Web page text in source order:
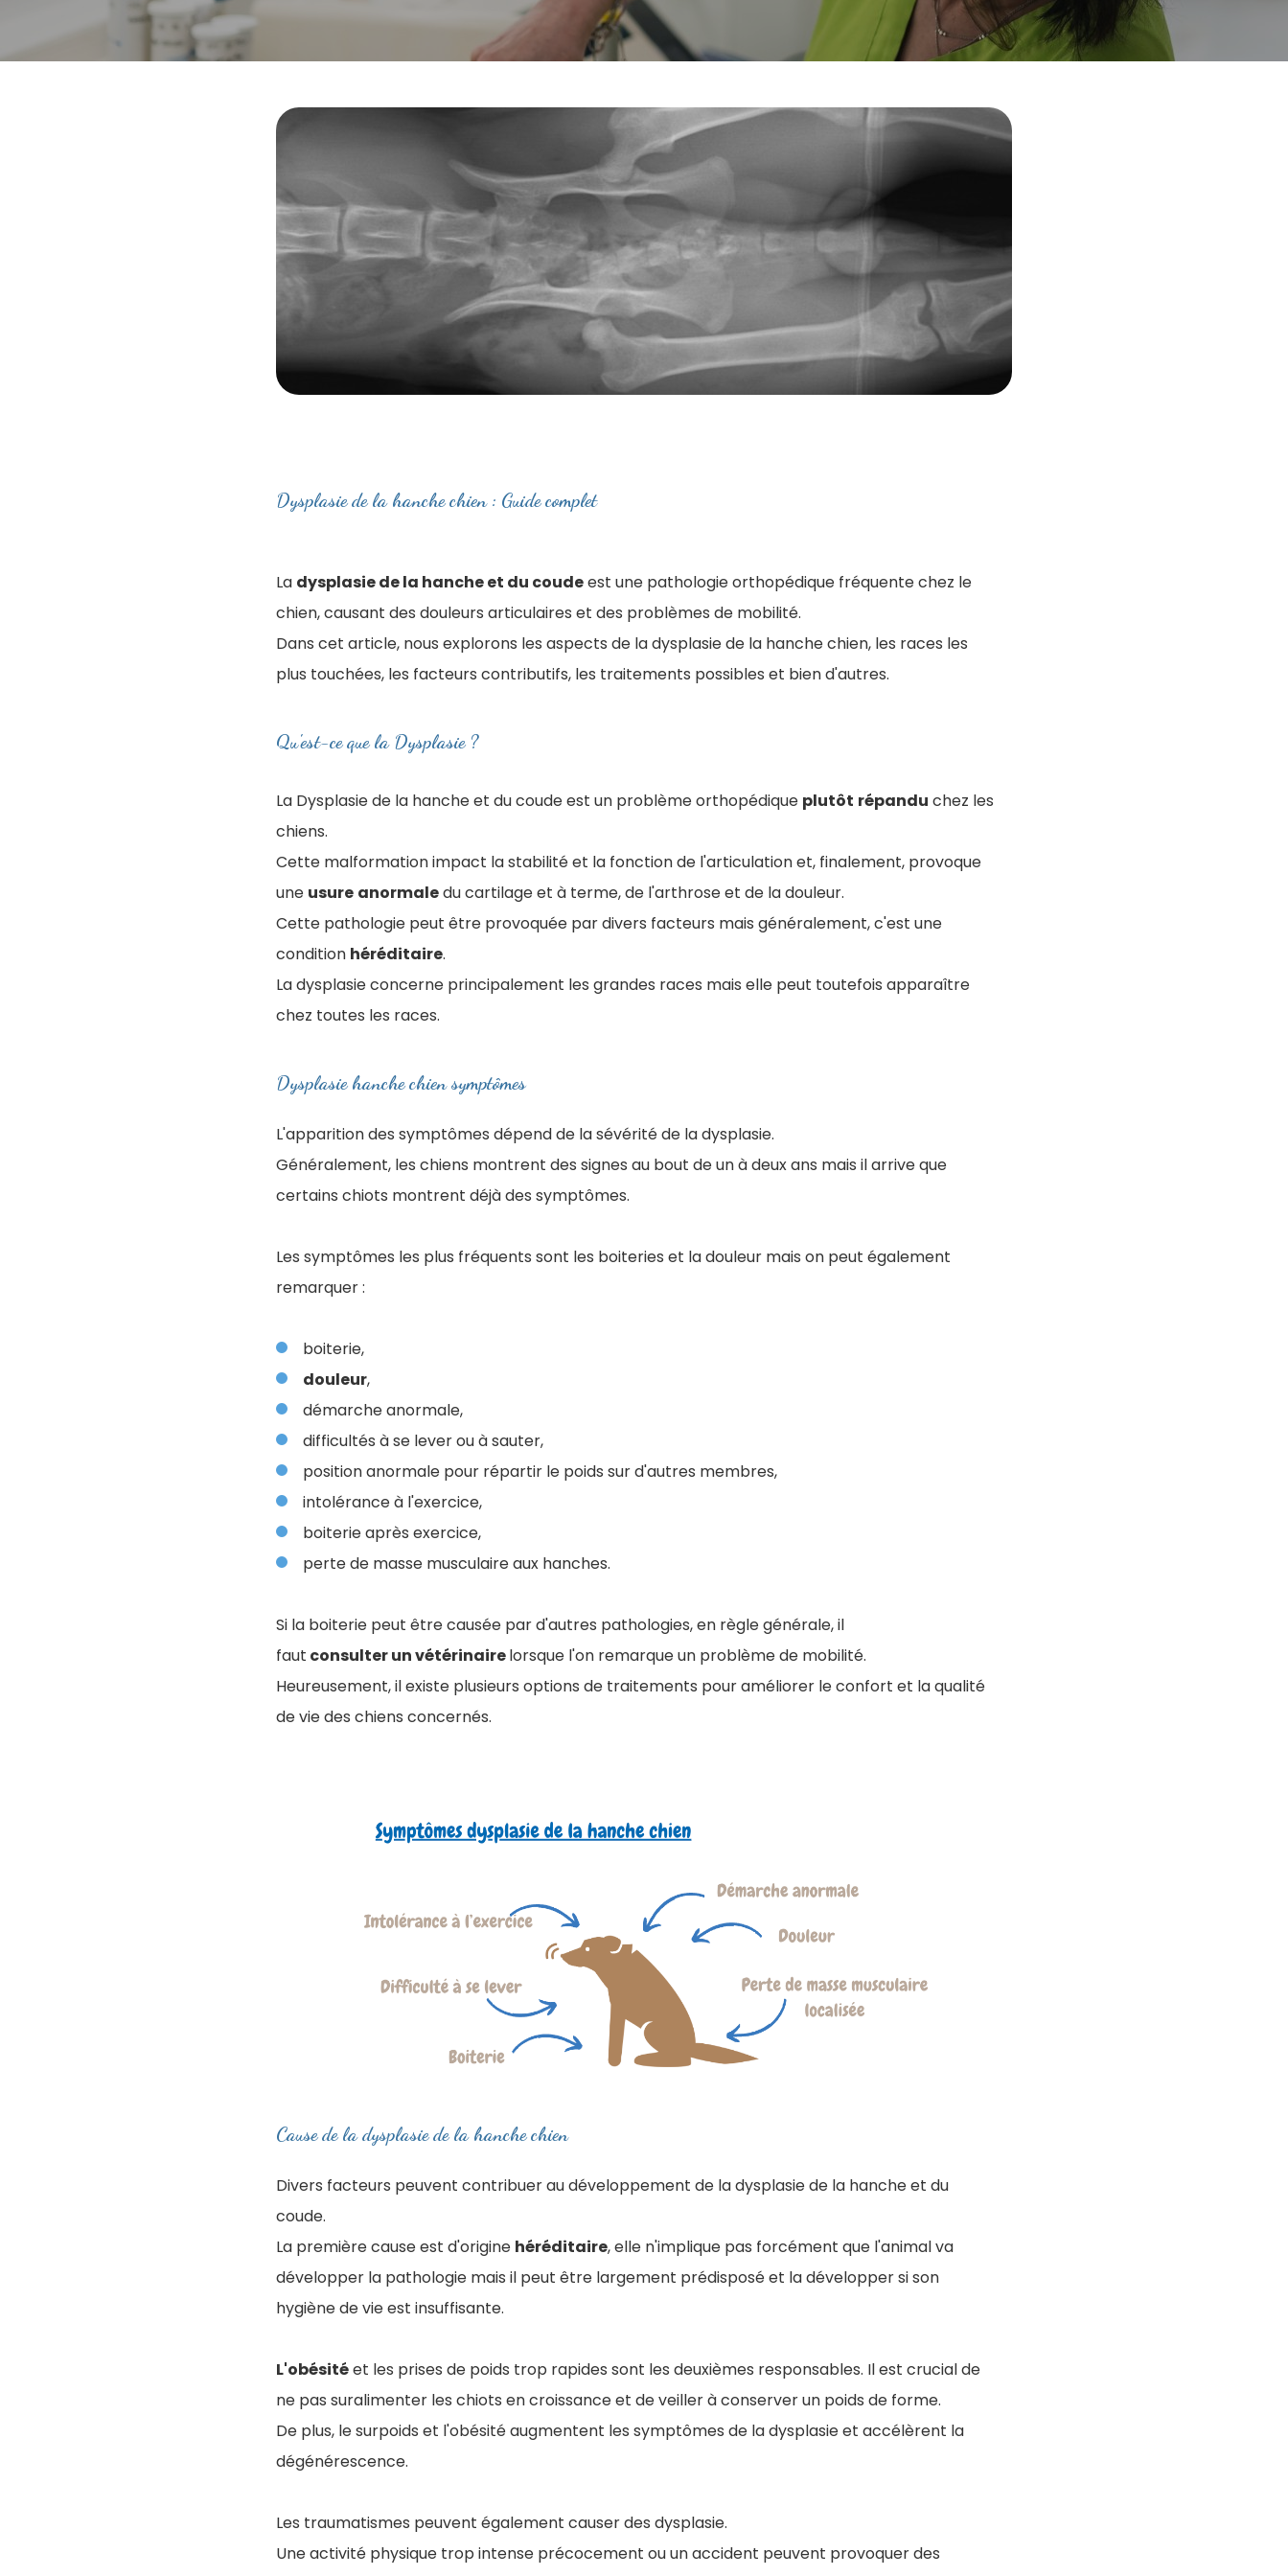
Dysplasie de la hanche chien : Guide complet
La dysplasie de la hanche et du coudeest une pathologie orthopédique fréquente chez le
chien, causant des douleurs articulaires et des problèmes de mobilité.
Dans cet article, nous explorons les aspects de la dysplasie de la hanche chien, les races les
plus touchées, les facteurs contributifs, les traitements possibles et bien d'autres.
Qu'est-ce que la Dysplasie ?
La Dysplasie de la hanche et du coude est un problème orthopédique plutôt répandu chez les
chiens.
Cette malformation impact la stabilité et la fonction de l'articulation et, finalement, provoque
une usure anormaledu cartilage et à terme, de l'arthrose et de la douleur.
Cette pathologie peut être provoquée par divers facteurs mais généralement, c'est une
condition héréditaire.
La dysplasie concerne principalement les grandes races mais elle peut toutefois apparaître
chez toutes les races.
Dysplasie hanche chien symptômes
L'apparition des symptômes dépend de la sévérité de la dysplasie.
Généralement, les chiens montrent des signes au bout de un à deux ans mais il arrive que
certains chiots montrent déjà des symptômes.
Les symptômes les plus fréquents sont les boiteries et la douleur mais on peut également
remarquer :
boiterie,
douleur,
démarche anormale,
difficultés à se lever ou à sauter,
position anormale pour répartir le poids sur d'autres membres,
intolérance à l'exercice,
boiterie après exercice,
perte de masse musculaire aux hanches.
Si la boiterie peut être causée par d'autres pathologies, en règle générale, il
faut consulter un vétérinairelorsque l'on remarque un problème de mobilité.
Heureusement, il existe plusieurs options de traitements pour améliorer le confort et la qualité
de vie des chiens concernés.
Cause de la dysplasie de la hanche chien
Divers facteurs peuvent contribuer au développement de la dysplasie de la hanche et du
coude.
La première cause est d'origine héréditaire, elle n'implique pas forcément que l'animal va
développer la pathologie mais il peut être largement prédisposé et la développer si son
hygiène de vie est insuffisante.
L'obésitéet les prises de poids trop rapides sont les deuxièmes responsables. Il est crucial de
ne pas suralimenter les chiots en croissance et de veiller à conserver un poids de forme.
De plus, le surpoids et l'obésité augmentent les symptômes de la dysplasie et accélèrent la
dégénérescence.
Les traumatismes peuvent également causer des dysplasie.
Une activité physique trop intense précocement ou un accident peuvent provoquer des